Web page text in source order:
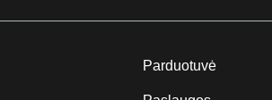
Parduotuvė